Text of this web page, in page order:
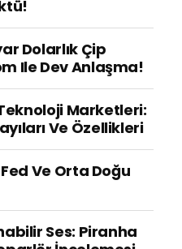
Dolarlık Çip
Ile Dev Anlaşma!
Marketleri:
Ve Özellikleri
Ve Orta Doğu
Ses: Piranha